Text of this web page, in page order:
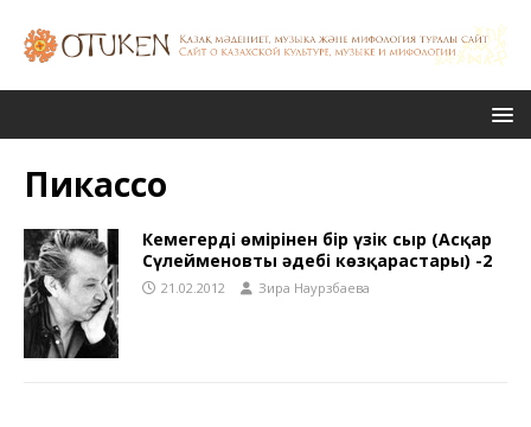
Пикассо
Кемеңгердің өмірінен бір үзік сыр (Асқар
Сүлейменовтың әдебі көзқарастары) -2
21.02.2012 Зира Наурзбаева